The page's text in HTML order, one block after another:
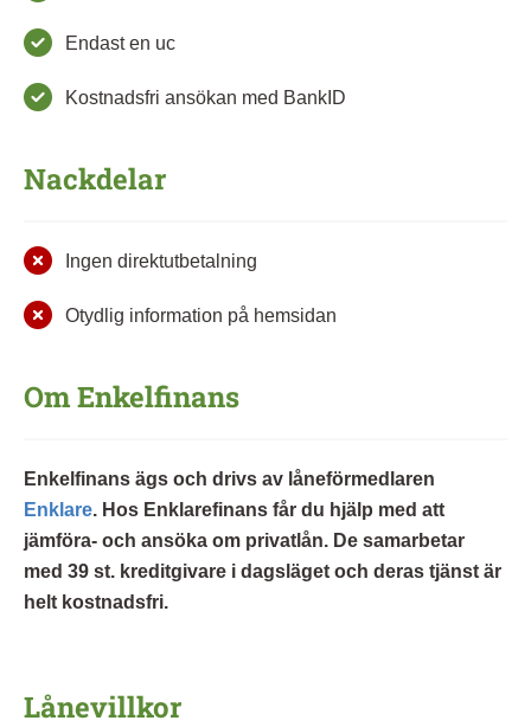
Endast en uc
Kostnadsfri ansökan med BankID
Nackdelar
Ingen direktutbetalning
Otydlig information på hemsidan
Om Enkelfinans
Enkelfinans ägs och drivs av låneförmedlaren
Enklare. Hos Enklarefinans får du hjälp med att
jämföra- och ansöka om privatlån. De samarbetar
med 39 st. kreditgivare i dagsläget och deras tjänst är
helt kostnadsfri.
Lånevillkor